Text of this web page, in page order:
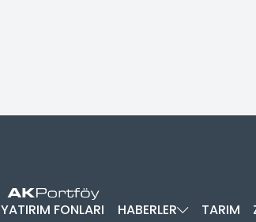
YATIRIM FONLARI HABERLER TARIM